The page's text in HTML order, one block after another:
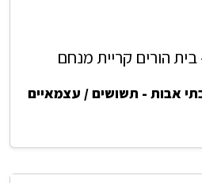
הורים קריית מנחם
אבות - תשושים / עצמאיים